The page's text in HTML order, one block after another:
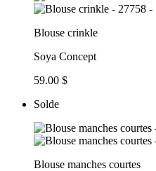
Blouse crinkle
Soya Concept
59.00 $
Solde
Blouse manches courtes